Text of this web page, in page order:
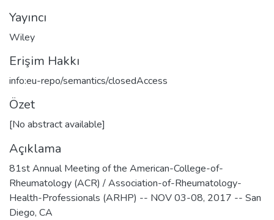
Yayıncı
Wiley
Erişim Hakkı
info:eu-repo/semantics/closedAccess
Özet
[No abstract available]
Açıklama
81st Annual Meeting of the American-College-of-
Rheumatology (ACR) / Association-of-Rheumatology-
Health-Professionals (ARHP) -- NOV 03-08, 2017 -- San
Diego, CA